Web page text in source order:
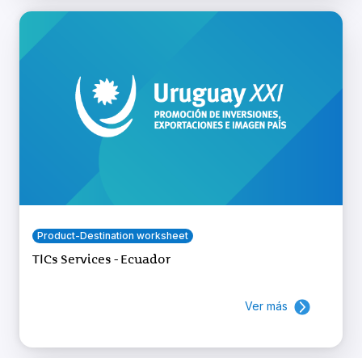
Product-Destination worksheet
TICs Services - Ecuador
Ver más